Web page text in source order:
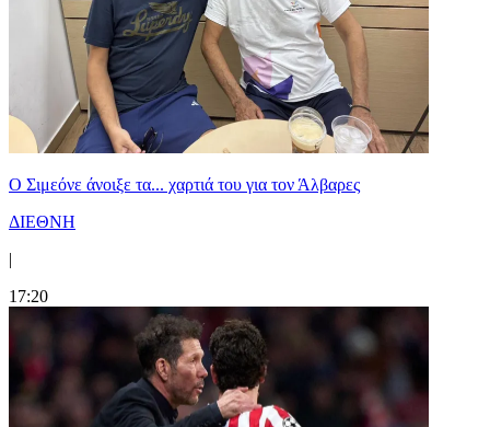
Ο Σιμεόνε άνοιξε τα... χαρτιά του για τον Άλβαρες
ΔΙΕΘΝΗ
|
17:20